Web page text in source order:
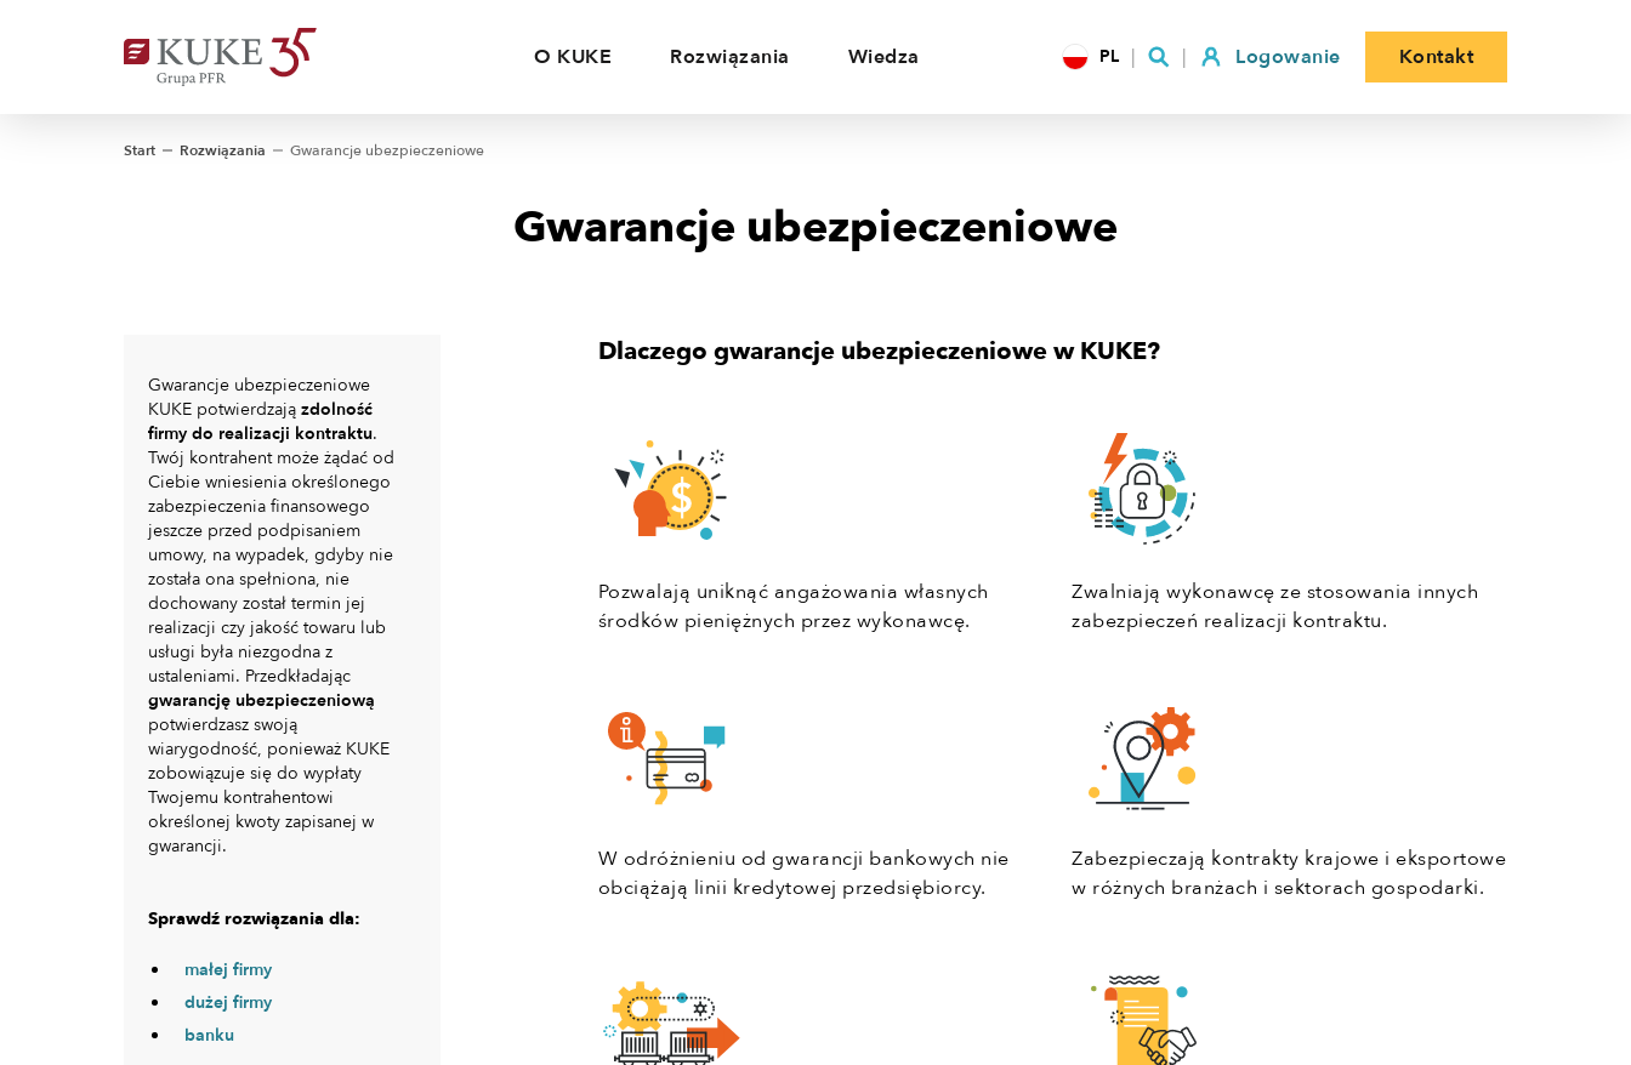
O KUKE Rozwiązania Wiedza PL Logowanie Kontakt
Start Rozwiązania Gwarancje ubezpieczeniowe
Gwarancje ubezpieczeniowe
Gwarancje ubezpieczeniowe
KUKE potwierdzają zdolność
firmy do realizacji kontraktu.
Twój kontrahent może żądać od
Ciebie wniesienia określonego
zabezpieczenia finansowego
jeszcze przed podpisaniem
umowy, na wypadek, gdyby nie
została ona spełniona, nie
dochowany został termin jej
realizacji czy jakość towaru lub
usługi była niezgodna z
ustaleniami. Przedkładając
gwarancję ubezpieczeniową
potwierdzasz swoją
wiarygodność, ponieważ KUKE
zobowiązuje się do wypłaty
Twojemu kontrahentowi
określonej kwoty zapisanej w
gwarancji.
Sprawdź rozwiązania dla:
małej firmy
dużej firmy
banku
Dlaczego gwarancje ubezpieczeniowe w KUKE?
Pozwalają uniknąć angażowania własnych
środków pieniężnych przez wykonawcę.
Zwalniają wykonawcę ze stosowania innych
zabezpieczeń realizacji kontraktu.
W odróżnieniu od gwarancji bankowych nie
obciążają linii kredytowej przedsiębiorcy.
Zabezpieczają kontrakty krajowe i eksportowe
w różnych branżach i sektorach gospodarki.